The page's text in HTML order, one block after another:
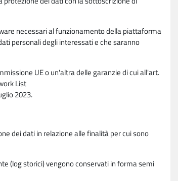
necessari al funzionamento della piattaforma
personali degli interessati e che saranno
UE o un'altra delle garanzie di cui all'art.
List
2023.
dei dati in relazione alle finalità per cui sono
(log storici) vengono conservati in forma semi